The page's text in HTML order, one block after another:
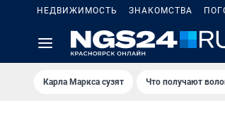
НЕДВИЖИМОСТЬ ЗНАКОМСТВА
Карла Маркса сузят Что получают